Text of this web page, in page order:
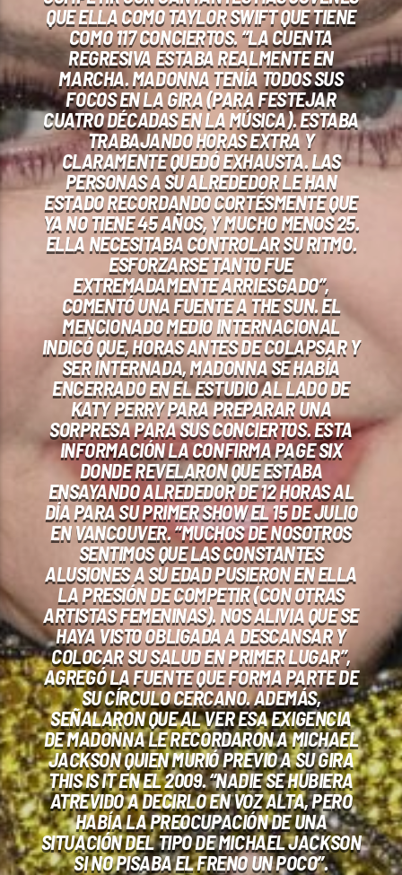
QUE ELLA COMO TAYLOR SWIFT QUE TIENE
COMO 117 CONCIERTOS. “LA CUENTA
REGRESIVA ESTABA REALMENTE EN
MARCHA. MADONNA TENÍA TODOS SUS
FOCOS EN LA GIRA (PARA FESTEJAR
CUATRO DÉCADAS EN LA MÚSICA). ESTABA
TRABAJANDO HORAS EXTRA Y
CLARAMENTE QUEDÓ EXHAUSTA. LAS
PERSONAS A SU ALREDEDOR LE HAN
ESTADO RECORDANDO CORTÉSMENTE QUE
YA NO TIENE 45 AÑOS, Y MUCHO MENOS 25.
ELLA NECESITABA CONTROLAR SU RITMO.
ESFORZARSE TANTO FUE
EXTREMADAMENTE ARRIESGADO”,
COMENTÓ UNA FUENTE A THE SUN. EL
MENCIONADO MEDIO INTERNACIONAL
INDICÓ QUE, HORAS ANTES DE COLAPSAR Y
SER INTERNADA, MADONNA SE HABÍA
ENCERRADO EN EL ESTUDIO AL LADO DE
KATY PERRY PARA PREPARAR UNA
SORPRESA PARA SUS CONCIERTOS. ESTA
INFORMACIÓN LA CONFIRMA PAGE SIX
DONDE REVELARON QUE ESTABA
ENSAYANDO ALREDEDOR DE 12 HORAS AL
DÍA PARA SU PRIMER SHOW EL 15 DE JULIO
EN VANCOUVER. “MUCHOS DE NOSOTROS
SENTIMOS QUE LAS CONSTANTES
ALUSIONES A SU EDAD PUSIERON EN ELLA
LA PRESIÓN DE COMPETIR (CON OTRAS
ARTISTAS FEMENINAS). NOS ALIVIA QUE SE
HAYA VISTO OBLIGADA A DESCANSAR Y
COLOCAR SU SALUD EN PRIMER LUGAR”,
AGREGÓ LA FUENTE QUE FORMA PARTE DE
SU CÍRCULO CERCANO. ADEMÁS,
SEÑALARON QUE AL VER ESA EXIGENCIA
DE MADONNA LE RECORDARON A MICHAEL
JACKSON QUIEN MURIÓ PREVIO A SU GIRA
THIS IS IT EN EL 2009. “NADIE SE HUBIERA
ATREVIDO A DECIRLO EN VOZ ALTA, PERO
HABÍA LA PREOCUPACIÓN DE UNA
SITUACIÓN DEL TIPO DE MICHAEL JACKSON
SI NO PISABA EL FRENO UN POCO”.